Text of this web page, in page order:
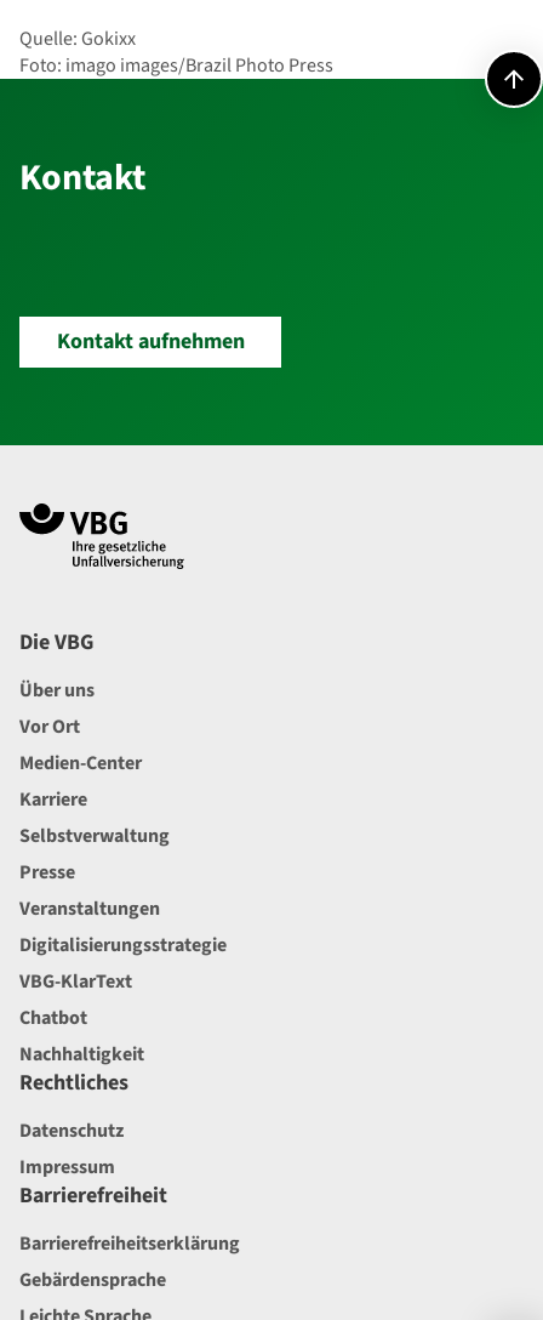
Quelle: Gokixx
Foto: imago images/Brazil Photo Press
Kontakt
Kontakt aufnehmen
Die VBG
Über uns
Vor Ort
Medien-Center
Karriere
Selbstverwaltung
Presse
Veranstaltungen
Digitalisierungsstrategie
VBG-KlarText
Chatbot
Nachhaltigkeit
Rechtliches
Datenschutz
Impressum
Barrierefreiheit
Barrierefreiheitserklärung
Gebärdensprache